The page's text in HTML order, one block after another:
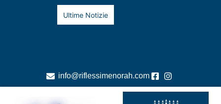
Ultime Notizie
info@riflessimenorah.com